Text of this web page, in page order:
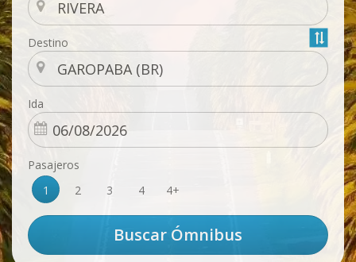
Destino
Ida
Pasajeros
1
2 3 4 4+